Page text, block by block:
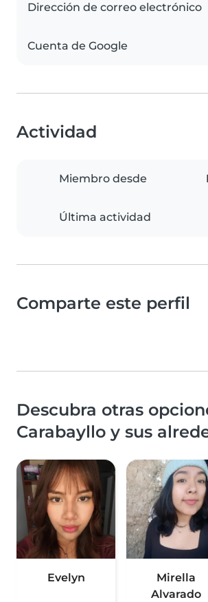
Dirección de correo electrónico
Cuenta de Google
Actividad
Miembro desde
Última actividad
Comparte este perfil
Descubra otras
Carabayllo y sus
Evelyn
Mirella
Alvarado